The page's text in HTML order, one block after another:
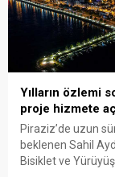
Alaylarının Millî
üstlendiği kritik rol
Giresun’un
uğruna ödediği
kez daha
Yılların özlemi
proje hizmete
Piraziz’de uzun
beklenen Sahil
Bisiklet ve